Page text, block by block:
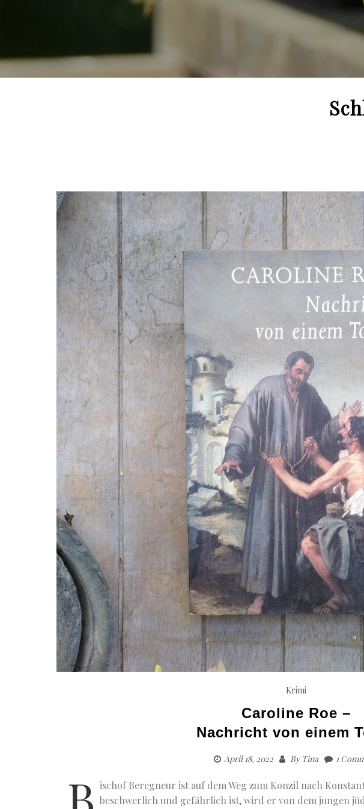
Krimi
Caroline Roe –
Nachricht von einem
April 18, 2022 ByTina 1
ischof Beregneur ist auf dem Weg zum Konzil nach
beschwerlich und gefährlich ist, wird er von dem jungen